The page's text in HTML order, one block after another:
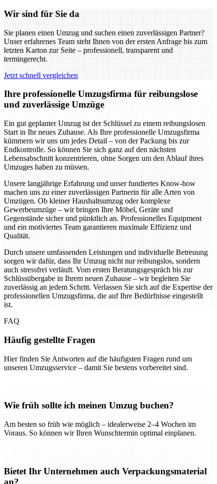
Wir sind für Sie da
Sie planen einen Umzug und suchen einen zuverlässigen Partner?
Unser erfahrenes Team steht Ihnen von der ersten Anfrage bis zum
letzten Karton zur Seite – professionell, transparent und
termingerecht.
Jetzt schnell vergleichen
Ihre professionelle Umzugsfirma für reibungslose
und zuverlässige Umzüge
Ein gut geplanter Umzug ist der Schlüssel zu einem reibungslosen
Start in Ihr neues Zuhause. Als Ihre professionelle Umzugsfirma
kümmern wir uns um jedes Detail – von der Packung bis zur
Endkontrolle. So können Sie sich ganz auf den nächsten
Lebensabschnitt konzentrieren, ohne Sorgen um den Ablauf ihres
Umzuges haben zu müssen.
Unsere langjährige Erfahrung und unser fundiertes Know-how
machen uns zu einer zuverlässigen Partnerin für alle Arten von
Umzügen. Ob kleiner Haushaltsumzug oder komplexe
Gewerbeumzüge – wir bringen Ihre Möbel, Geräte und
Gegenstände sicher und pünktlich an. Professionelles Equipment
und ein motiviertes Team garantieren maximale Effizienz und
Qualität.
Durch unsere umfassenden Leistungen und individuelle Betreuung
sorgen wir dafür, dass Ihr Umzug nicht nur reibungslos, sondern
auch stressfrei verläuft. Vom ersten Beratungsgespräch bis zur
Schlüssübergabe in Ihrem neuen Zuhause – wir begleiten Sie
zuverlässig an jedem Schritt. Verlassen Sie sich auf die Expertise der
professionellen Umzugsfirma, die auf Ihre Bedürfnisse eingestellt
ist.
FAQ
Häufig gestellte Fragen
Hier finden Sie Antworten auf die häufigsten Fragen rund um
unseren Umzugsservice – damit Sie bestens vorbereitet sind.
Wie früh sollte ich meinen Umzug buchen?
Am besten so früh wie möglich – idealerweise 2–4 Wochen im
Voraus. So können wir Ihren Wunschtermin optimal einplanen.
Bietet Ihr Unternehmen auch Verpackungsmaterial
an?